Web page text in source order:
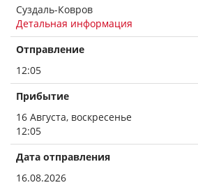
Суздаль-Ковров
Детальная информация
Отправление
12:05
Прибытие
16 Августа, воскресенье
12:05
Дата отправления
16.08.2026